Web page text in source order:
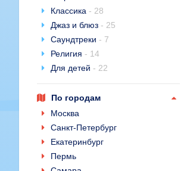
Классика - 28
Джаз и блюз - 25
Саундтреки - 7
Религия - 14
Для детей - 22
По городам
Москва
Санкт-Петербург
Екатеринбург
Пермь